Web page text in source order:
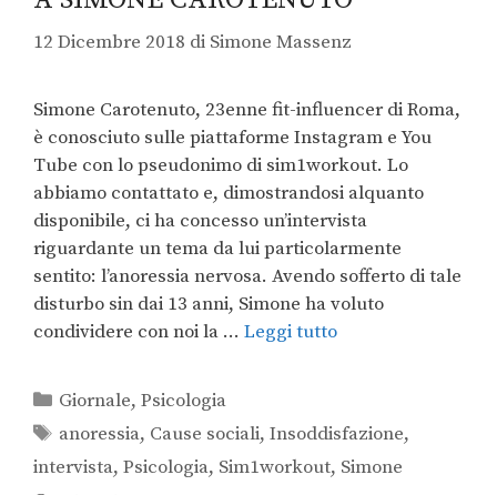
12 Dicembre 2018 di Simone Massenz
Simone Carotenuto, 23enne fit-influencer di Roma,
è conosciuto sulle piattaforme Instagram e You
Tube con lo pseudonimo di sim1workout. Lo
abbiamo contattato e, dimostrandosi alquanto
disponibile, ci ha concesso un’intervista
riguardante un tema da lui particolarmente
sentito: l’anoressia nervosa. Avendo sofferto di tale
disturbo sin dai 13 anni, Simone ha voluto
condividere con noi la … Leggi tutto
Giornale,Psicologia
anoressia, Cause sociali,Insoddisfazione,
intervista, Psicologia, Sim1workout, Simone